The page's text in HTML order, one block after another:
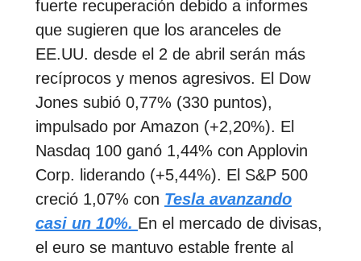
fuerte recuperación debido a informes
que sugieren que los aranceles de
EE.UU. desde el 2 de abril serán más
recíprocos y menos agresivos. El Dow
Jones subió 0,77% (330 puntos),
impulsado por Amazon (+2,20%). El
Nasdaq 100 ganó 1,44% con Applovin
Corp. liderando (+5,44%). El S&P 500
creció 1,07% con Tesla avanzando
casi un 10%. En el mercado de divisas,
el euro se mantuvo estable frente al